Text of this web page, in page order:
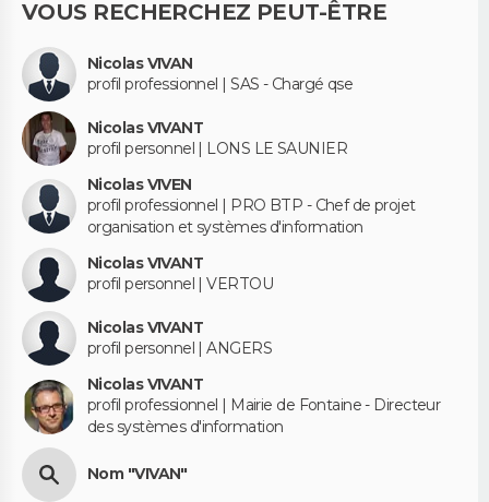
VOUS RECHERCHEZ PEUT-ÊTRE
Nicolas VIVAN
profil professionnel | SAS - Chargé qse
Nicolas VIVANT
profil personnel | LONS LE SAUNIER
Nicolas VIVEN
profil professionnel | PRO BTP - Chef de projet
organisation et systèmes d'information
Nicolas VIVANT
profil personnel | VERTOU
Nicolas VIVANT
profil personnel | ANGERS
Nicolas VIVANT
profil professionnel | Mairie de Fontaine - Directeur
des systèmes d'information
Nom "VIVAN"